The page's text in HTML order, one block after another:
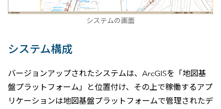
システムの画面
システム構成
バージョンアップされたシステムは、ArcGISを「地図基
盤プラットフォーム」と位置付け、その上で稼働するアプ
リケーションは地図基盤プラットフォームで管理されたデ